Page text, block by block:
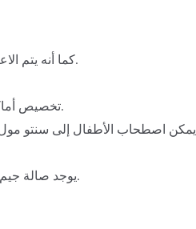
كما أنه يتم الاعتماد على نظام مبتكر لجمع المخلفات والتخلص منها بشكل ’من تمامًا دون تلويث البيئة.
تخصيص أماكن هادئة وسط المناظر الخلابة للاسترخاء والتخلص من عناء العمل والضغوط النفسية.
يمكن اصطحاب الأطفال إلى سنتو
يوجد صالة جيم مجهزة بجميع المعدات الرياضية الحديثة لممارسة تمارين اللياقة على أيدي متخصصين.